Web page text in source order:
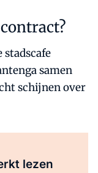
stadscafe
samen
schijnen over
lezen